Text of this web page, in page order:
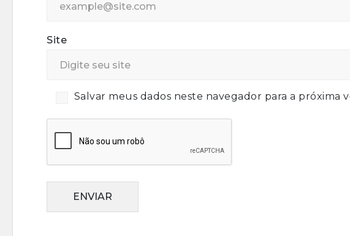
Site
Salvar meus dados neste navegador para a próxima
ENVIAR